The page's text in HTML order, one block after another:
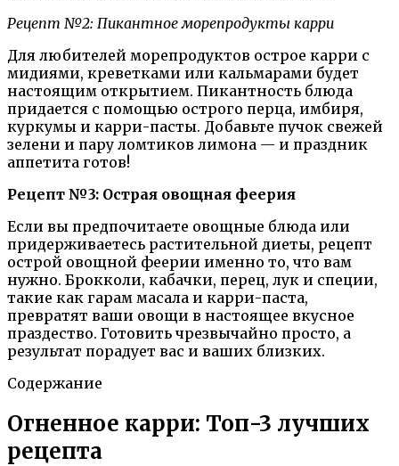
Рецепт №2: Пикантное морепродукты карри
Для любителей морепродуктов острое карри с
мидиями, креветками или кальмарами будет
настоящим открытием. Пикантность блюда
придается с помощью острого перца, имбиря,
куркумы и карри-пасты. Добавьте пучок свежей
зелени и пару ломтиков лимона — и праздник
аппетита готов!
Рецепт №3: Острая овощная феерия
Если вы предпочитаете овощные блюда или
придерживаетесь растительной диеты, рецепт
острой овощной феерии именно то, что вам
нужно. Брокколи, кабачки, перец, лук и специи,
такие как гарам масала и карри-паста,
превратят ваши овощи в настоящее вкусное
праздество. Готовить чрезвычайно просто, а
результат порадует вас и ваших близких.
Содержание
Огненное карри: Топ-3 лучших
рецепта